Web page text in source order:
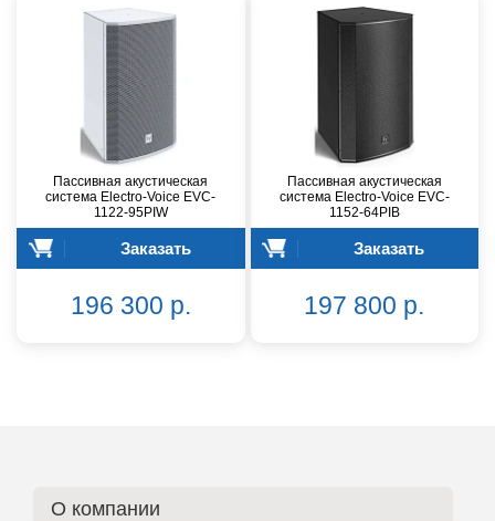
Пассивная акустическая
система Electro-Voice EVC-
1122-95PIW
Заказать
196 300 р.
Пассивная акустическая
система Electro-Voice EVC-
1152-64PIB
Заказать
197 800 р.
О компании